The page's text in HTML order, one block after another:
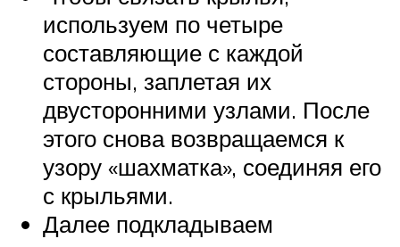
используем по четыре
составляющие с каждой
стороны, заплетая их
двусторонними узлами. После
этого снова возвращаемся к
узору «шахматка», соединяя его
с крыльями.
Далее подкладываем